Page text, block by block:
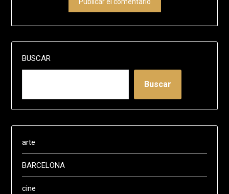
BUSCAR
Buscar
arte
BARCELONA
cine